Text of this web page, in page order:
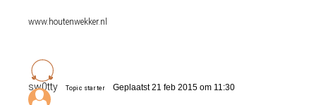
www.houtenwekker.nl
sw0tty Topic starter Geplaatst 21 feb 2015 om 11:30